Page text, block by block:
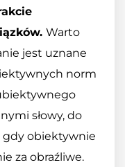
Warto
jest uznane
norm
słowy, do
gdy obiektywnie
za obraźliwe.